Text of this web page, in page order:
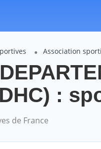
Association
:
de France